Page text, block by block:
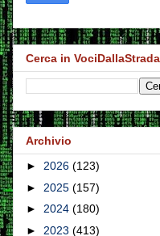
Cerca in VociDallaStrada
Archivio
► 2026 (123)
► 2025 (157)
► 2024 (180)
► 2023 (413)